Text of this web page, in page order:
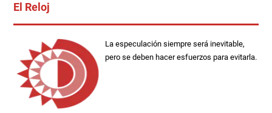
El Reloj
La especulación siempre será inevitable,
pero se deben hacer esfuerzos para evitarla.